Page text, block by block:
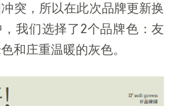
突，所以在此次品牌更新换
我们选择了2个品牌色：友
和庄重温暖的灰色。